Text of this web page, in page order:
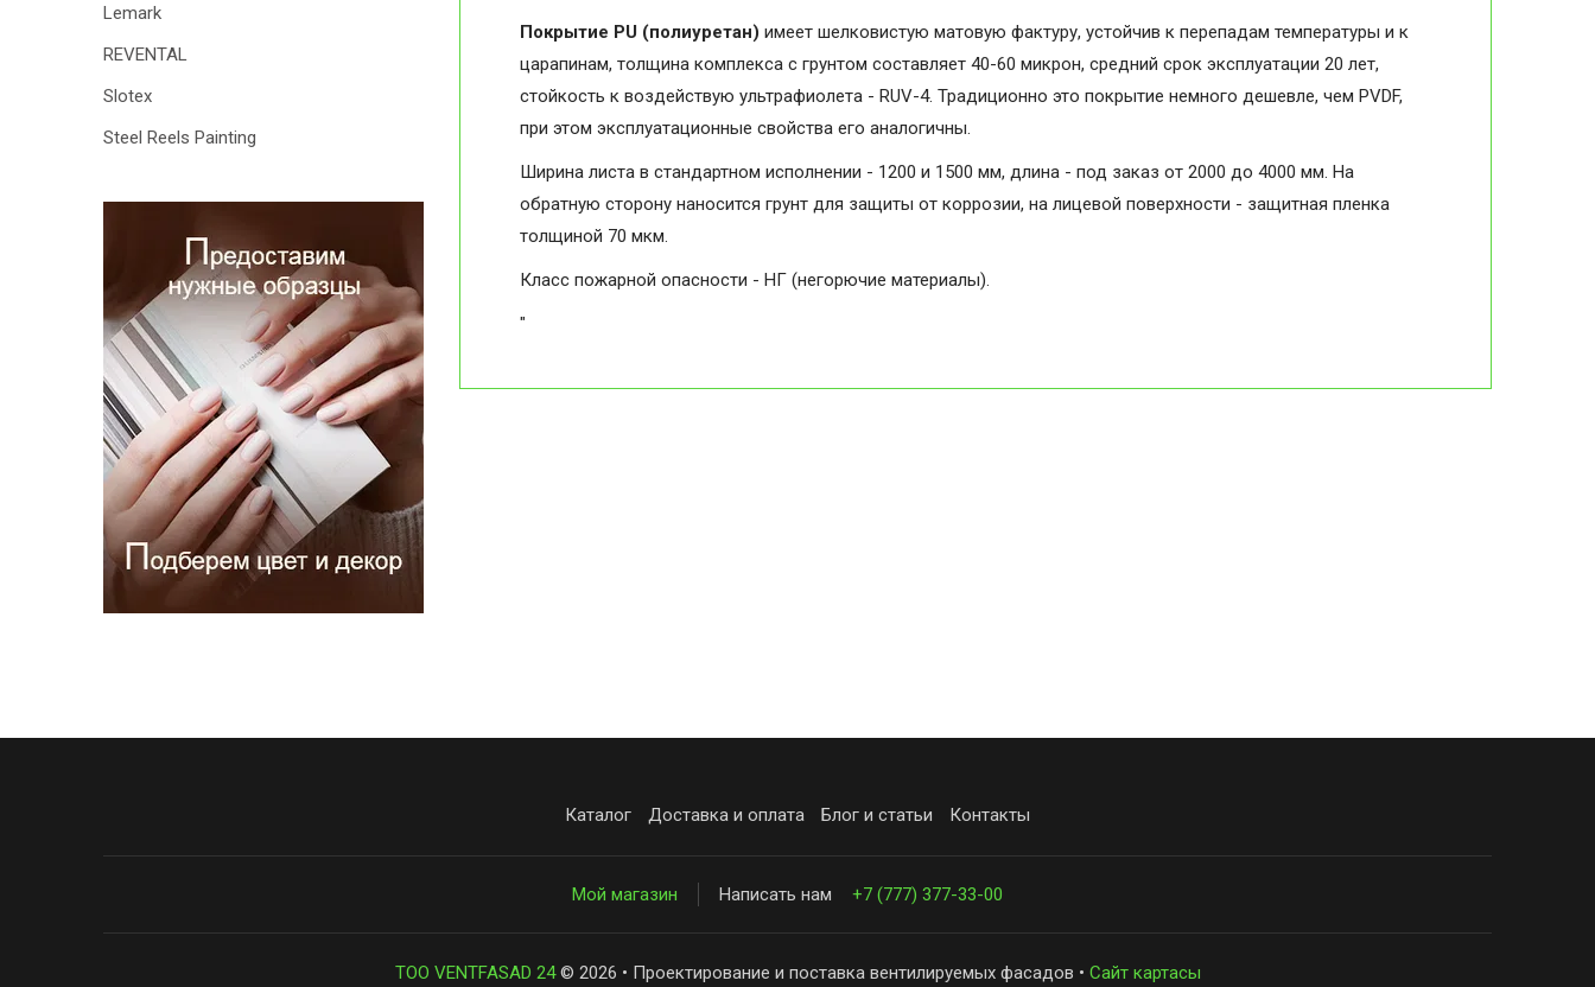
Покрытие PU (полиуретан) имеет шелковистую матовую фактуру, устойчив к перепадам температуры и к
царапинам, толщина комплекса с грунтом составляет 40-60 микрон, средний срок эксплуатации 20 лет,
стойкость к воздействую ультрафиолета - RUV-4. Традиционно это покрытие немного дешевле, чем PVDF,
при этом эксплуатационные свойства его аналогичны.
Ширина листа в стандартном исполнении - 1200 и 1500 мм, длина - под заказ от 2000 до 4000 мм. На
обратную сторону наносится грунт для защиты от коррозии, на лицевой поверхности - защитная пленка
толщиной 70 мкм.
Класс пожарной опасности - НГ (негорючие материалы).
"
Lemark
REVENTAL
Slotex
Steel Reels Painting
Каталог Доставка и оплата Блог и статьи Контакты
Мой магазин Написать нам +7 (777) 377-33-00
ТОО VENTFASAD 24© 2026 • Проектирование и поставка вентилируемых фасадов • Сайт картасы